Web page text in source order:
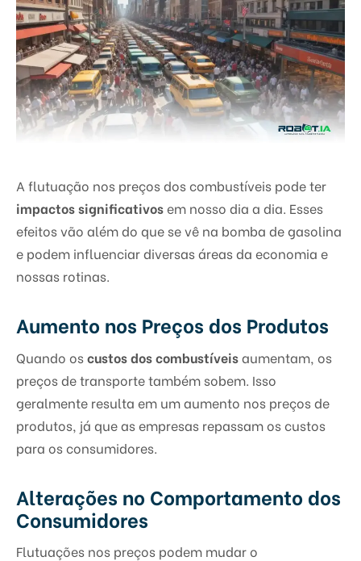
A flutuação nos preços dos combustíveis pode ter
impactos significativosem nosso dia a dia. Esses
efeitos vão além do que se vê na bomba de gasolina
e podem influenciar diversas áreas da economia e
nossas rotinas.
Aumento nos Preços dos Produtos
Quando oscustos dos combustíveisaumentam, os
preços de transporte também sobem. Isso
geralmente resulta em um aumento nos preços de
produtos, já que as empresas repassam os custos
para os consumidores.
Alterações no Comportamento dos
Consumidores
Flutuações nos preços podem mudar o